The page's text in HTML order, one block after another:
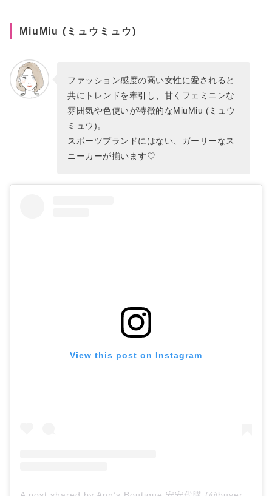
MiuMiu (ミュウミュウ)
ファッション感度の高い女性に愛されると
共にトレンドを牽引し、甘くフェミニンな
雰囲気や色使いが特徴的なMiuMiu (ミュウ
ミュウ)。
スポーツブランドにはない、ガーリーなス
ニーカーが揃います♡
View this post on Instagram